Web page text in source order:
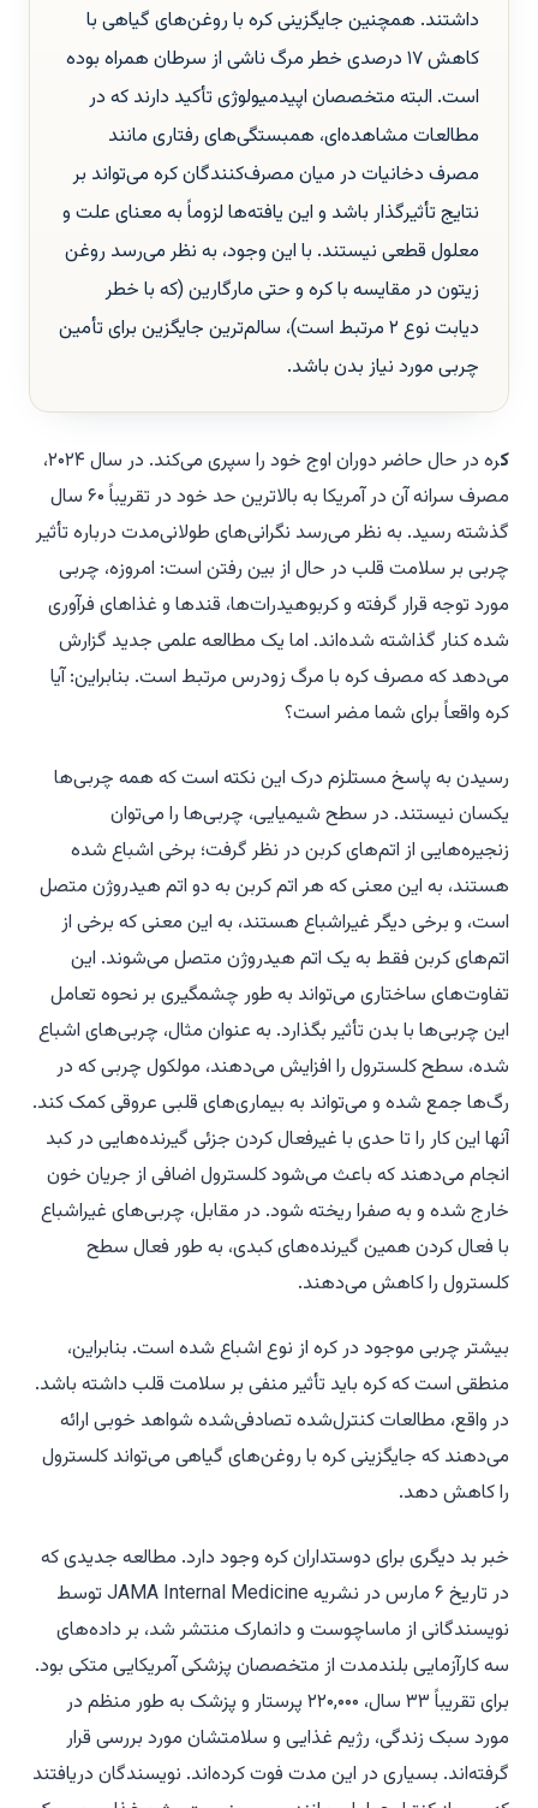
داشتند. همچنین جایگزینی کره با روغن‌های گیاهی با
کاهش ۱۷ درصدی خطر مرگ ناشی از سرطان همراه بوده
است. البته متخصصان اپیدمیولوژی تأکید دارند که در
مطالعات مشاهده‌ای، همبستگی‌های رفتاری مانند
مصرف دخانیات در میان مصرف‌کنندگان کره می‌تواند بر
نتایج تأثیرگذار باشد و این یافته‌ها لزوماً به معنای علت و
معلول قطعی نیستند. با این وجود، به نظر می‌رسد روغن
زیتون در مقایسه با کره و حتی مارگارین (که با خطر
دیابت نوع ۲ مرتبط است)، سالم‌ترین جایگزین برای تأمین
چربی مورد نیاز بدن باشد.
ک
ره در حال حاضر دوران اوج خود را سپری می‌کند. در سال ۲۰۲۴،
مصرف سرانه آن در آمریکا به بالاترین حد خود در تقریباً ۶۰ سال
گذشته رسید. به نظر می‌رسد نگرانی‌های طولانی‌مدت درباره تأثیر
چربی بر سلامت قلب در حال از بین رفتن است: امروزه، چربی
مورد توجه قرار گرفته و کربوهیدرات‌ها، قندها و غذاهای فرآوری
شده کنار گذاشته شده‌اند. اما یک مطالعه علمی جدید گزارش
می‌دهد که مصرف کره با مرگ زودرس مرتبط است. بنابراین: آیا
کره واقعاً برای شما مضر است؟
رسیدن به پاسخ مستلزم درک این نکته است که همه چربی‌ها
یکسان نیستند. در سطح شیمیایی، چربی‌ها را می‌توان
زنجیره‌هایی از اتم‌های کربن در نظر گرفت؛ برخی اشباع شده
هستند، به این معنی که هر اتم کربن به دو اتم هیدروژن متصل
است، و برخی دیگر غیراشباع هستند، به این معنی که برخی از
اتم‌های کربن فقط به یک اتم هیدروژن متصل می‌شوند. این
تفاوت‌های ساختاری می‌تواند به طور چشمگیری بر نحوه تعامل
این چربی‌ها با بدن تأثیر بگذارد. به عنوان مثال، چربی‌های اشباع
شده، سطح کلسترول را افزایش می‌دهند، مولکول چربی که در
رگ‌ها جمع شده و می‌تواند به بیماری‌های قلبی عروقی کمک کند.
آنها این کار را تا حدی با غیرفعال کردن جزئی گیرنده‌هایی در کبد
انجام می‌دهند که باعث می‌شود کلسترول اضافی از جریان خون
خارج شده و به صفرا ریخته شود. در مقابل، چربی‌های غیراشباع
با فعال کردن همین گیرنده‌های کبدی، به طور فعال سطح
کلسترول را کاهش می‌دهند.
بیشتر چربی موجود در کره از نوع اشباع شده است. بنابراین،
منطقی است که کره باید تأثیر منفی بر سلامت قلب داشته باشد.
در واقع، مطالعات کنترل‌شده تصادفی‌شده شواهد خوبی ارائه
می‌دهند که جایگزینی کره با روغن‌های گیاهی می‌تواند کلسترول
را کاهش دهد.
خبر بد دیگری برای دوستداران کره وجود دارد. مطالعه جدیدی که
در تاریخ ۶ مارس در نشریه
JAMA Internal Medicine توسط
نویسندگانی از ماساچوست و دانمارک منتشر شد، بر داده‌های
سه کارآزمایی بلندمدت از متخصصان پزشکی آمریکایی متکی بود.
برای تقریباً ۳۳ سال، ۲۲۰,۰۰۰ پرستار و پزشک به طور منظم در
مورد سبک زندگی، رژیم غذایی و سلامتشان مورد بررسی قرار
گرفته‌اند. بسیاری در این مدت فوت کرده‌اند. نویسندگان دریافتند